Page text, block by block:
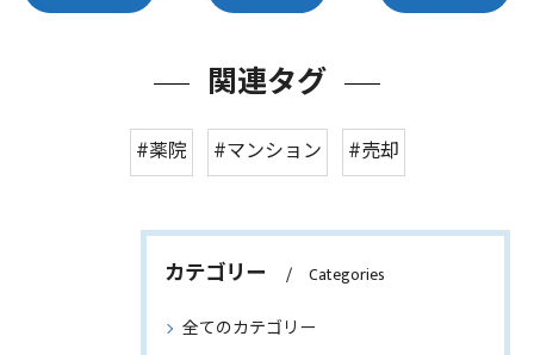
関連タグ
#薬院 #マンション #売却
カテゴリー Categories
全てのカテゴリー